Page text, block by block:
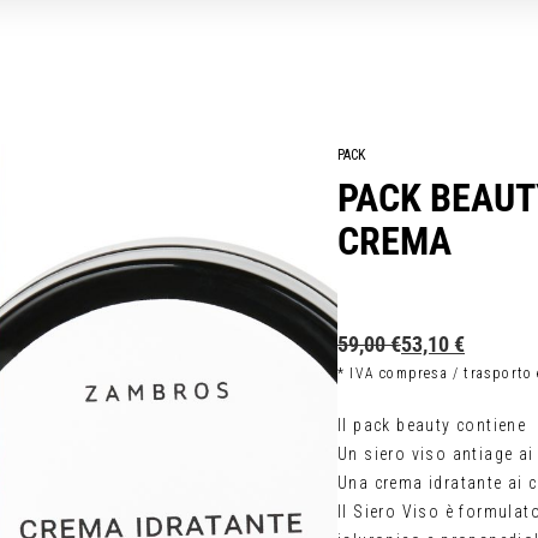
PACK
PACK
CREMA
59,00€
Il
prezzo
era:
59,00 €.
53,10€
Il
prezzo
è:
53,10 €.
* IVA compresa / trasporto
Il pack beauty contiene
Un siero viso antiage
Una crema idratante ai
Il Siero Viso è